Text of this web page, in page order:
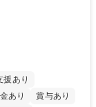
援あり
あり
賞与あり